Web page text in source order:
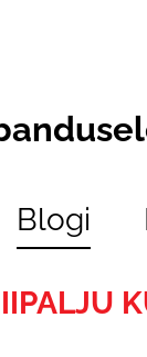
Blogi